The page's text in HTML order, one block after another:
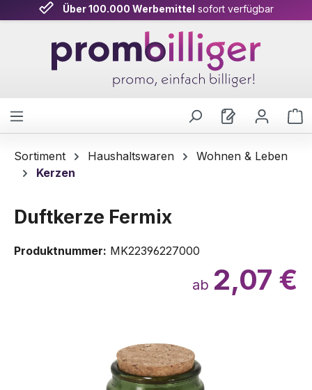
Zum Hauptinhalt springen
Über 100.000 Werbemittel sofort verfügbar
Sortiment Haushaltswaren
Wohnen & Leben
Kerzen
Duftkerze Fermix
Produktnummer: MK22396227000
ab 2,07 €